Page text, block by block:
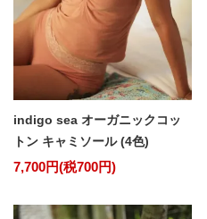
indigo sea オーガニックコッ
トン キャミソール (4色)
7,700円(税700円)